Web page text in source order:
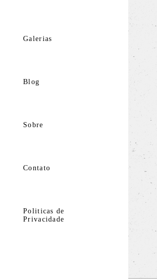
Galerias
Blog
Sobre
Contato
Politicas de
Privacidade